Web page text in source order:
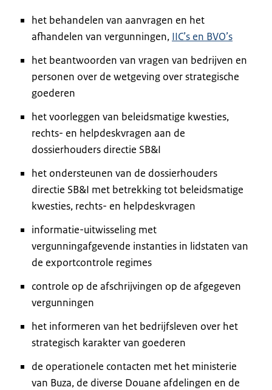
het behandelen van aanvragen en het
afhandelen van vergunningen, IIC’s en BVO’s
het beantwoorden van vragen van bedrijven en
personen over de wetgeving over strategische
goederen
het voorleggen van beleidsmatige kwesties,
rechts- en helpdeskvragen aan de
dossierhouders directie SB&I
het ondersteunen van de dossierhouders
directie SB&I met betrekking tot beleidsmatige
kwesties, rechts- en helpdeskvragen
informatie-uitwisseling met
vergunningafgevende instanties in lidstaten van
de exportcontrole regimes
controle op de afschrijvingen op de afgegeven
vergunningen
het informeren van het bedrijfsleven over het
strategisch karakter van goederen
de operationele contacten met het ministerie
van Buza, de diverse Douane afdelingen en de